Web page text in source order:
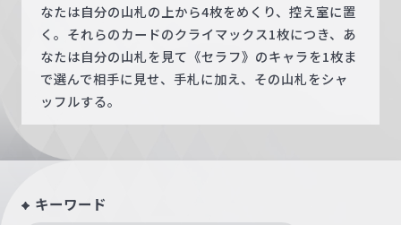
なたは自分の山札の上から4枚をめくり、控え室に置
く。それらのカードのクライマックス1枚につき、あ
なたは自分の山札を見て《セラフ》のキャラを1枚ま
で選んで相手に見せ、手札に加え、その山札をシャ
ッフルする。
キーワード